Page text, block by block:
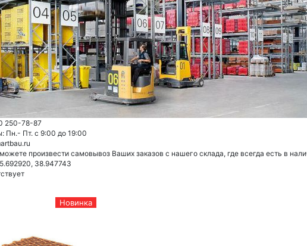
250-78-87
Пн.- Пт. с 9:00 до 19:00
произвести самовывоз Ваших заказов с нашего склада, где всегда есть в
38.947743
Новинка